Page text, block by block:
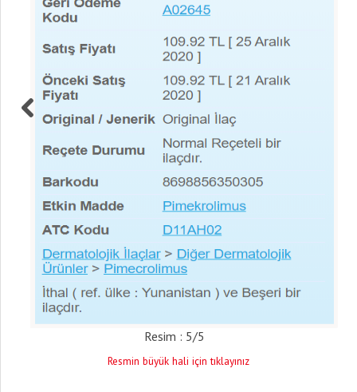
Resim : 5/5
Resmin büyük hali için tıklayınız